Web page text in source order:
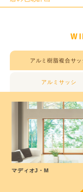
アルミ樹脂複合サッ
アルミサッシ
マディオJ・M